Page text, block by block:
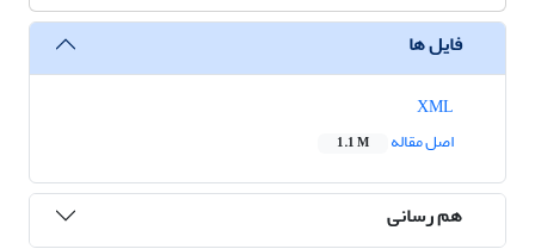
فایل ها
اصل مقاله
1.1 M
هم رسانی